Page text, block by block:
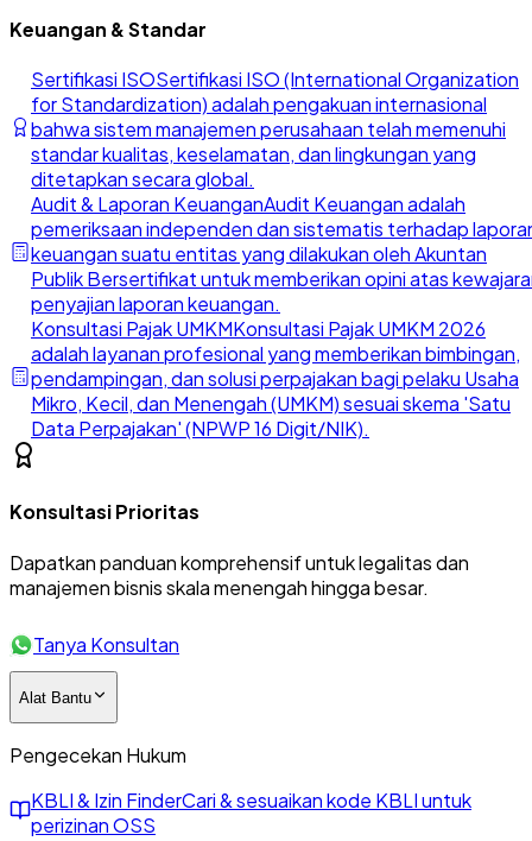
Keuangan & Standar
Sertifikasi ISOSertifikasi ISO (International Organization
for Standardization) adalah pengakuan internasional
bahwa sistem manajemen perusahaan telah memenuhi
standar kualitas, keselamatan, dan lingkungan yang
ditetapkan secara global.
Audit & Laporan KeuanganAudit Keuangan adalah
pemeriksaan independen dan sistematis terhadap
keuangan suatu entitas yang dilakukan oleh Akuntan
Publik Bersertifikat untuk memberikan opini atas
penyajian laporan keuangan.
Konsultasi Pajak UMKMKonsultasi Pajak UMKM 2026
adalah layanan profesional yang memberikan bimbingan,
pendampingan, dan solusi perpajakan bagi pelaku Usaha
Mikro, Kecil, dan Menengah (UMKM) sesuai skema 'Satu
Data Perpajakan' (NPWP 16 Digit/NIK).
Konsultasi Prioritas
Dapatkan panduan komprehensif untuk legalitas dan
manajemen bisnis skala menengah hingga besar.
Tanya Konsultan
Alat Bantu
Pengecekan Hukum
KBLI & Izin FinderCari & sesuaikan kode KBLI untuk
perizinan OSS